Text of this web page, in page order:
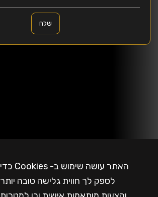
שלח
האתר עושה שימוש ב- Cookies כדי
לספק לך חווית גלישה טובה יותר